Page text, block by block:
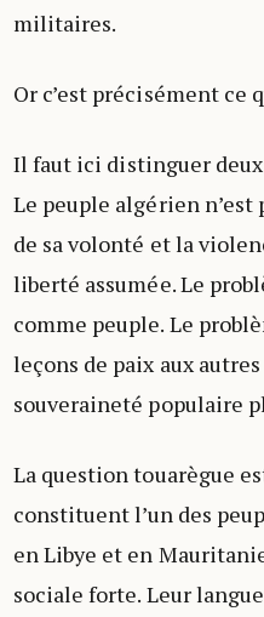
militaires.
Or c’est précisément ce
Il faut ici distinguer deux
Le peuple algérien
de sa volonté et la
liberté assumée. Le
comme peuple. Le
leçons de paix aux
souveraineté populaire
La question touarègue
constituent l’un des
en Libye et en
sociale forte. Leur